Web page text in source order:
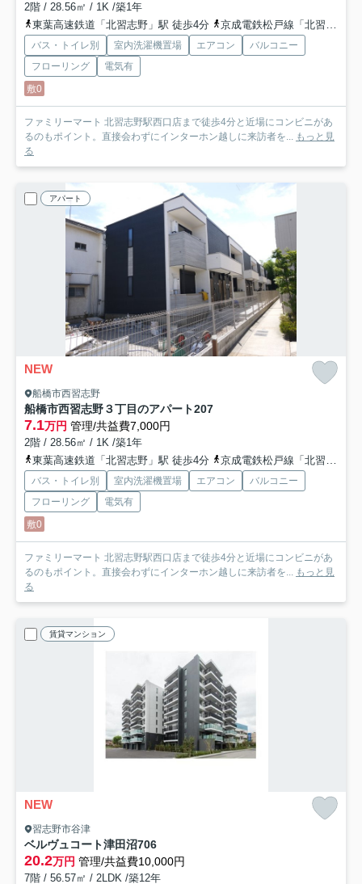
2階 / 28.56㎡ / 1K /築1年
東葉高速鉄道「北習志野」駅 徒歩4分
京成電鉄松戸線「北習志野」駅 徒歩4分
バス・トイレ別 室内洗濯機置場 エアコン
バルコニー
フローリング
電気有
敷0
ファミリーマート 北習志野駅西口店まで徒歩4分と近場にコンビニがあ
るのもポイント。直接会わずにインターホン越しに来訪者を... もっと見
る
アパート
NEW
船橋市西習志野
船橋市西習志野３丁目のアパート207
7.1万円 管理/共益費7,000円
2階 / 28.56㎡ / 1K /築1年
東葉高速鉄道「北習志野」駅 徒歩4分
京成電鉄松戸線「北習志野」駅 徒歩4分
バス・トイレ別 室内洗濯機置場 エアコン
バルコニー
フローリング
電気有
敷0
ファミリーマート 北習志野駅西口店まで徒歩4分と近場にコンビニがあ
るのもポイント。直接会わずにインターホン越しに来訪者を... もっと見
る
賃貸マンション
NEW
習志野市谷津
ベルヴュコート津田沼706
20.2万円 管理/共益費10,000円
7階 / 56.57㎡ / 2LDK /築12年